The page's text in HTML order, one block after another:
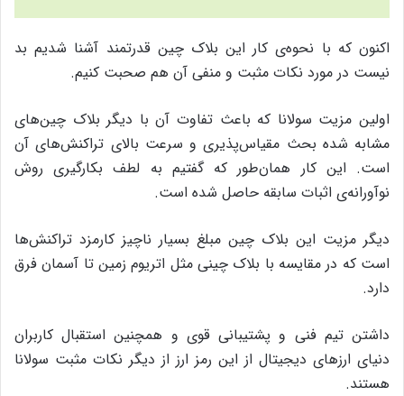
اکنون که با نحوه‌ی کار این بلاک چین قدرتمند آشنا شدیم بد
نیست در مورد نکات مثبت و منفی آن هم صحبت کنیم.
اولین مزیت سولانا که باعث تفاوت آن با دیگر بلاک چین‌های
مشابه شده بحث مقیاس‌پذیری و سرعت بالای تراکنش‌های آن
است. این کار همان‌طور که گفتیم به لطف بکارگیری روش
نوآورانه‌ی اثبات سابقه حاصل شده است.
دیگر مزیت این بلاک چین مبلغ بسیار ناچیز کارمزد تراکنش‌ها
است که در مقایسه با بلاک چینی مثل اتریوم زمین تا آسمان فرق
دارد.
داشتن تیم فنی و پشتیبانی قوی و همچنین استقبال کاربران
دنیای ارزهای دیجیتال از این رمز ارز از دیگر نکات مثبت سولانا
هستند.